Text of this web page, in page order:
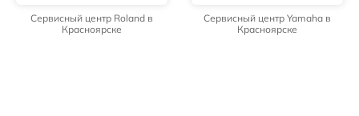
Сервисный центр Roland в
Красноярске
Сервисный центр Yamaha в
Красноярске